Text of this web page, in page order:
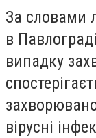
За словами
в
випадку
вірусні